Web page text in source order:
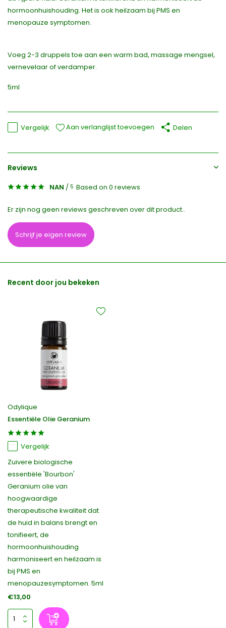
hormoonhuishouding. Het is ook heilzaam bij PMS en
menopauze symptomen.
Voeg 2-3 druppels toe aan een warm bad, massage mengsel,
vernevelaar of verdamper.
5ml
Vergelijk Aan verlanglijst toevoegen Delen
Reviews
NAN / 5 Based on 0 reviews
Er zijn nog geen reviews geschreven over dit product..
Schrijf je eigen review
Recent door jou bekeken
Odylique
Essentiële Olie Geranium
Vergelijk
Zuivere biologische
essentiële 'Bourbon'
Geranium olie van
hoogwaardige
therapeutische kwaliteit dat
de huid in balans brengt en
tonifieert, de
hormoonhuishouding
harmoniseert en heilzaam is
bij PMS en
menopauzesymptomen. 5ml
€13,00